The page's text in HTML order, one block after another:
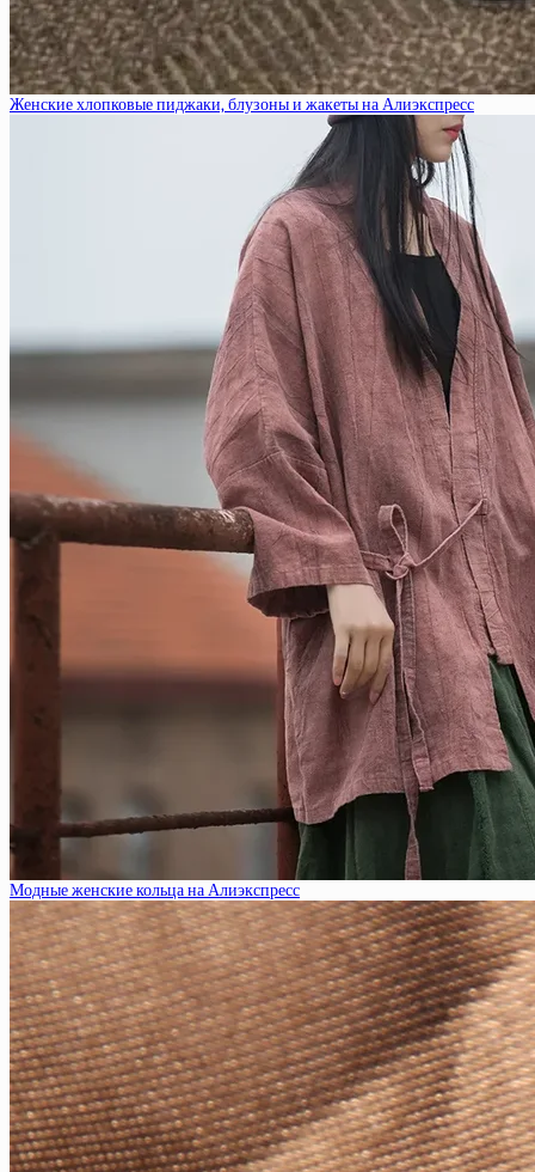
Женские хлопковые пиджаки, блузоны и жакеты на Алиэкспресс
Модные женские кольца на Алиэкспресс